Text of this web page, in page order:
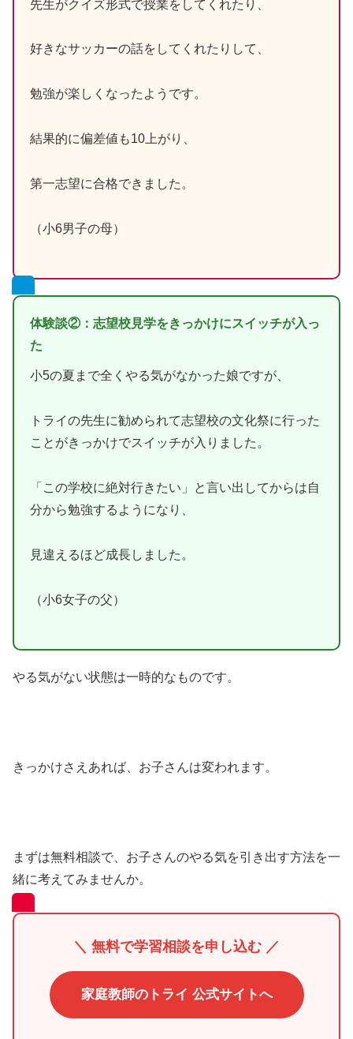
先生がクイズ形式で授業をしてくれたり、
好きなサッカーの話をしてくれたりして、
勉強が楽しくなったようです。
結果的に偏差値も10上がり、
第一志望に合格できました。
（小6男子の母）
体験談②：志望校見学をきっかけにスイッチが入っ
た
小5の夏まで全くやる気がなかった娘ですが、
トライの先生に勧められて志望校の文化祭に行った
ことがきっかけでスイッチが入りました。
「この学校に絶対行きたい」と言い出してからは自
分から勉強するようになり、
見違えるほど成長しました。
（小6女子の父）
やる気がない状態は一時的なものです。
きっかけさえあれば、お子さんは変われます。
まずは無料相談で、お子さんのやる気を引き出す方法を一
緒に考えてみませんか。
＼ 無料で学習相談を申し込む ／
家庭教師のトライ 公式サイトへ